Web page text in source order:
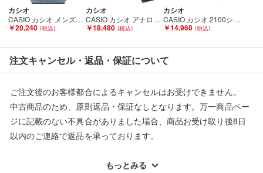
【使用予定配送業者】佐川急便 飛脚宅配便60サイズ
【こちらの商品は在庫連動システムを導入し、店頭や他ネットシ
ョップと併売を行なっておりますが、
タイミングによりシステムの反映が間に合わず欠品となってしま
う場合がございます。
売切れの場合は、ご購入をキャンセルさせていただく場合がござ
■状態等は画像をご確認・ご参照下さい。
カシオ
CASIO カシオ メンズ腕時計 G-SHOCK タフソーラー マルチバンド6 GW-9300GB Bランク
￥20,240
カシオ
CASIO カシオ アナログデジタル 110シリーズ GM-110-1AJF Aランク
￥18,480
カシオ
CASIO カシオ 2100シリーズ アナログデジタル スケルトン 八角形 GA-2100SKE クリア Aランク
￥14,960
注文キャンセル・返品・保証について
ご注文後のお客様都合によるキャンセルはお受けできません。
中古商品のため、原則返品・保証なしとなります。万一商品ペー
ジに記載のない不具合がありました場合、商品お受け取り後8日
以内のご連絡で返品を承っております。
配送料ともに当社負担で対応いたします。
もっとみる